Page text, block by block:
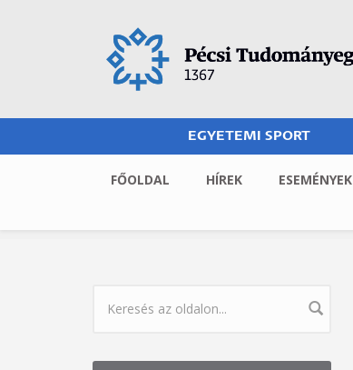
EGYETEMI SPORT
FŐOLDAL HÍREK ESEMÉNYEK
KERESÉS ŰRLAP